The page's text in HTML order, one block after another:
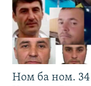
Ном ба ном.